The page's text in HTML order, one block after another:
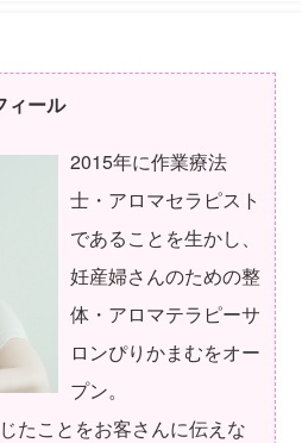
ール
2015年に作業療法
士・アロマセラピスト
であることを生かし、
妊産婦さんのための整
体・アロマテラピーサ
ロンぴりかまむをオー
プン。
たことをお客さんに伝えな